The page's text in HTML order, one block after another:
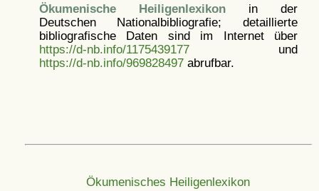
Ökumenische Heiligenlexikonin der
Deutschen Nationalbibliografie; detaillierte
bibliografische Daten sind im Internet über
https://d-nb.info/1175439177und
https://d-nb.info/969828497abrufbar.
Ökumenisches Heiligenlexikon